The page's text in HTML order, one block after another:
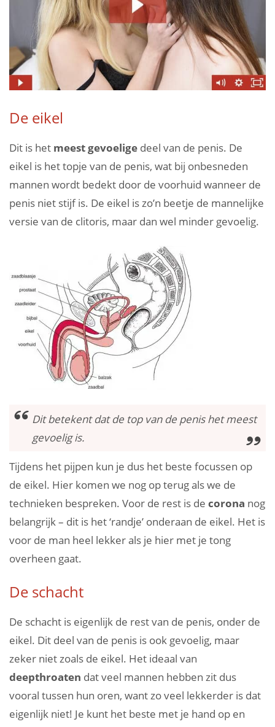
De eikel
Dit is het meest gevoelige deel van de penis. De
eikel is het topje van de penis, wat bij onbesneden
mannen wordt bedekt door de voorhuid wanneer de
penis niet stijf is. De eikel is zo’n beetje de mannelijke
versie van de clitoris, maar dan wel minder gevoelig.
Dit betekent dat de top van de penis het meest
gevoelig is.
Tijdens het pijpen kun je dus het beste focussen op
de eikel. Hier komen we nog op terug als we de
technieken bespreken. Voor de rest is de corona nog
belangrijk – dit is het ‘randje’ onderaan de eikel. Het is
voor de man heel lekker als je hier met je tong
overheen gaat.
De schacht
De schacht is eigenlijk de rest van de penis, onder de
eikel. Dit deel van de penis is ook gevoelig, maar
zeker niet zoals de eikel. Het ideaal van
deepthroaten dat veel mannen hebben zit dus
vooral tussen hun oren, want zo veel lekkerder is dat
eigenlijk niet! Je kunt het beste met je hand op en